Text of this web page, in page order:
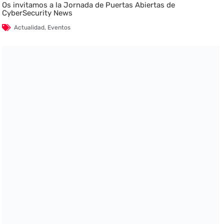
Os invitamos a la Jornada de Puertas Abiertas de
CyberSecurity News
Actualidad, Eventos